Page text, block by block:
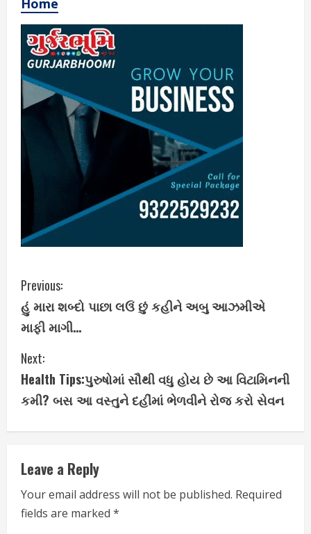
Home
C
o
n
t
i
n
u
e
R
Previous:
હું મારા શબ્દો પાછા લઉં છું કહીને અબુ આઝમીએ
માફી માગી…
Next:
Health Tips:પુરુષોમાં સૌથી વધુ હોય છે આ વિટામિનની
કમી? બસ આ વસ્તુને દહીંમાં ભેળવીને રોજ કરો સેવન
Leave a Reply
Your email address will not be published. Required
fields are marked *